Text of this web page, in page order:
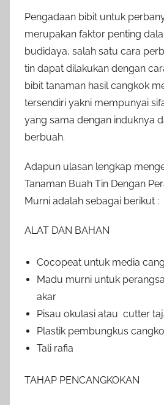
Pengadaan bibit untuk
merupakan faktor penting
budidaya, salah satu cara
tin dapat dilakukan dengan
bibit tanaman hasil cangkok
tersendiri yakni mempunyai
yang sama dengan induknya
berbuah.
Adapun ulasan lengkap
Tanaman Buah Tin Dengan
Murni adalah sebagai berikut :
ALAT DAN BAHAN
Cocopeat untuk media
Madu murni untuk
akar
Pisau okulasi atau cutter
Plastik pembungkus
Tali rafia
TAHAP PENCANGKOKAN